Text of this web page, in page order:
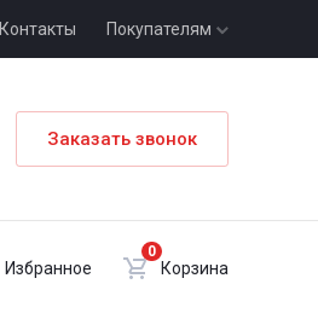
Контакты Покупателям
Заказать звонок
Избранное
0
Корзина